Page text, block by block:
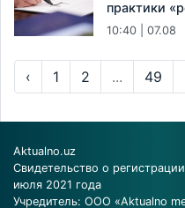
практики
10:40 | 07.08
‹ 1 2 ... 49
Aktualno.uz
Свидетельство о
июля 2021 года
Учредитель: ООО «Aktualno